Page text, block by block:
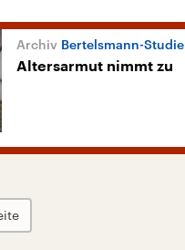
Bertelsmann-Studie
Altersarmut nimmt zu